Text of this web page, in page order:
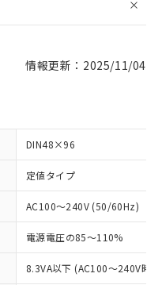
情報更新：2025/11/04
DIN48×96
定値タイプ
AC100～240V (50/60Hz)
電源電圧の85～110%
8.3VA以下 (AC100～240V時)